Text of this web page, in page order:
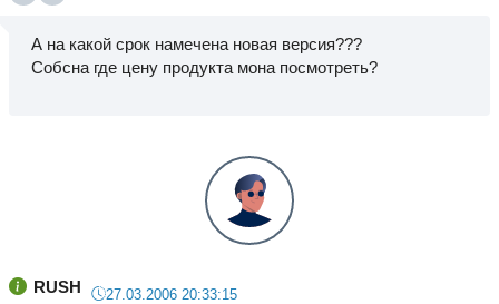
А на какой срок намечена новая версия???
Cобсна где цену продукта мона посмотреть?
RUSH 27.03.2006 20:33:15